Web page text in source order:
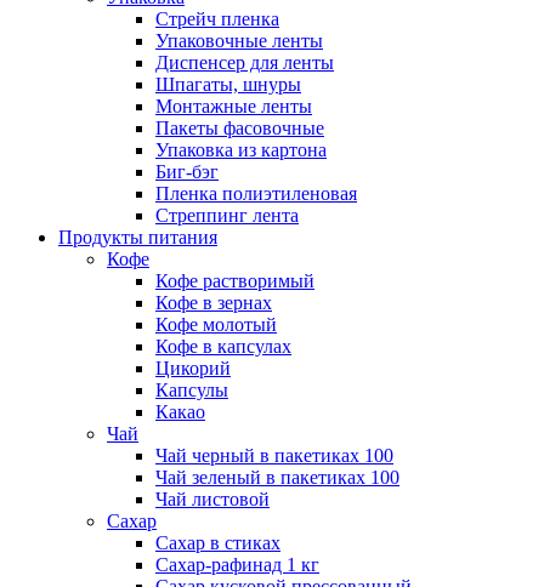
Стрейч пленка
Упаковочные ленты
Диспенсер для ленты
Шпагаты, шнуры
Монтажные ленты
Пакеты фасовочные
Упаковка из картона
Биг-бэг
Пленка полиэтиленовая
Стреппинг лента
Продукты питания
Кофе
Кофе растворимый
Кофе в зернах
Кофе молотый
Кофе в капсулах
Цикорий
Капсулы
Какао
Чай
Чай черный в пакетиках 100
Чай зеленый в пакетиках 100
Чай листовой
Сахар
Сахар в стиках
Сахар-рафинад 1 кг